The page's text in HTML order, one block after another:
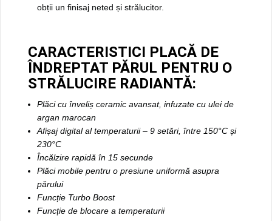
obții un finisaj neted și strălucitor.
CARACTERISTICI PLACĂ DE
ÎNDREPTAT PĂRUL PENTRU O
STRĂLUCIRE RADIANTĂ:
Plăci cu înveliș ceramic avansat, infuzate cu ulei de
argan marocan
Afișaj digital al temperaturii – 9 setări, între 150°C și
230°C
Încălzire rapidă în 15 secunde
Plăci mobile pentru o presiune uniformă asupra
părului
Funcție Turbo Boost
Funcție de blocare a temperaturii